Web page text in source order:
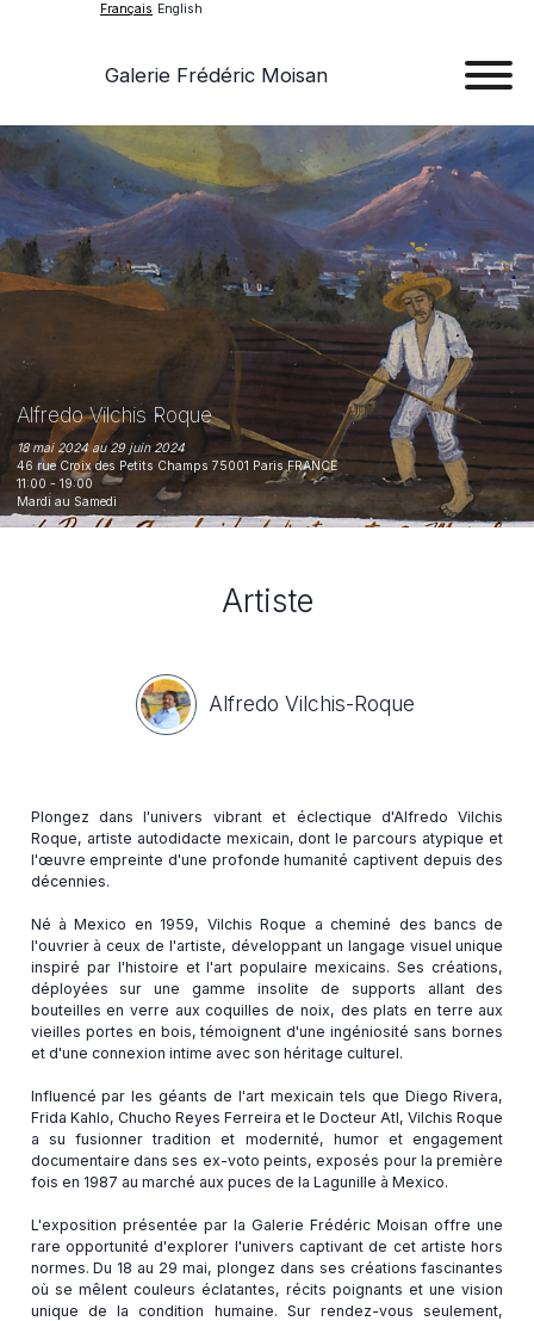
Français English
Galerie Frédéric Moisan
A
Alfredo Vilchis Roque
18 mai 2024 au 29 juin 2024
46 rue Croix des Petits Champs 75001 Paris FRANCE
11:00 - 19:00
Mardi au Samedi
Artiste
Alfredo Vilchis-Roque
Plongez dans l'univers vibrant et éclectique d'Alfredo Vilchis
Roque, artiste autodidacte mexicain, dont le parcours atypique et
l'œuvre empreinte d'une profonde humanité captivent depuis des
décennies.
Né à Mexico en 1959, Vilchis Roque a cheminé des bancs de
l'ouvrier à ceux de l'artiste, développant un langage visuel unique
inspiré par l'histoire et l'art populaire mexicains. Ses créations,
déployées sur une gamme insolite de supports allant des
bouteilles en verre aux coquilles de noix, des plats en terre aux
vieilles portes en bois, témoignent d'une ingéniosité sans bornes
et d'une connexion intime avec son héritage culturel.
Influencé par les géants de l'art mexicain tels que Diego Rivera,
Frida Kahlo, Chucho Reyes Ferreira et le Docteur Atl, Vilchis Roque
a su fusionner tradition et modernité, humor et engagement
documentaire dans ses ex-voto peints, exposés pour la première
fois en 1987 au marché aux puces de la Lagunille à Mexico.
L'exposition présentée par la Galerie Frédéric Moisan offre une
rare opportunité d'explorer l'univers captivant de cet artiste hors
normes. Du 18 au 29 mai, plongez dans ses créations fascinantes
où se mêlent couleurs éclatantes, récits poignants et une vision
unique de la condition humaine. Sur rendez-vous seulement,